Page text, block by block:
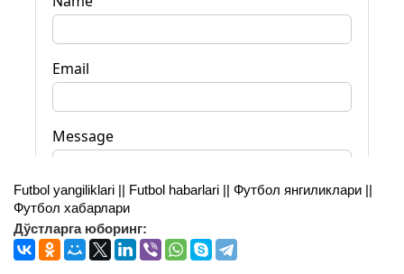
Futbol yangiliklari || Futbol habarlari || Футбол янгиликлари ||
Футбол хабарлари
Дўстларга юборинг: